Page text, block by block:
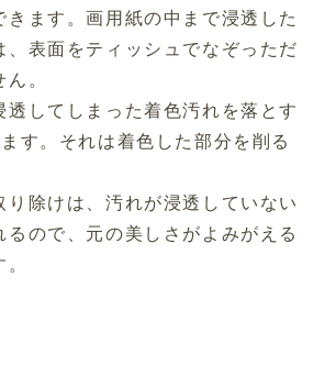
きます。画用紙の中まで浸透した
、表面をティッシュでなぞっただ
。
透してしまった着色汚れを落とす
す。それは着色した部分を削る
り除けは、汚れが浸透していない
るので、元の美しさがよみがえる